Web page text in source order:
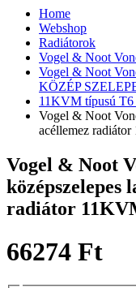
Home
Webshop
Radiátorok
Vogel & Noot
Vogel & Noot
KÖZÉP
11KVM típusú T6
Vogel & Noot
acéllemez
Vogel & Noot
középszelepes
radiátor
66274 Ft